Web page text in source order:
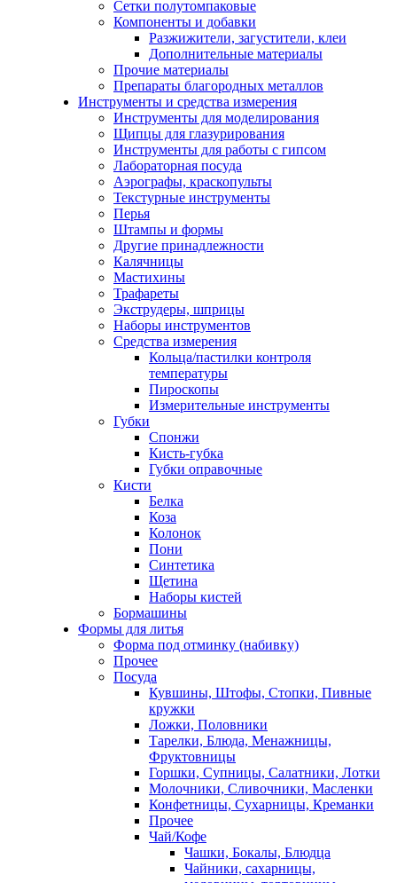
Сетки полутомпаковые
Компоненты и добавки
Разжижители, загустители, клеи
Дополнительные материалы
Прочие материалы
Препараты благородных металлов
Инструменты и средства измерения
Инструменты для моделирования
Щипцы для глазурирования
Инструменты для работы с гипсом
Лабораторная посуда
Аэрографы, краскопульты
Текстурные инструменты
Перья
Штампы и формы
Другие принадлежности
Калячницы
Мастихины
Трафареты
Экструдеры, шприцы
Наборы инструментов
Средства измерения
Кольца/пастилки контроля
температуры
Пироскопы
Измерительные инструменты
Губки
Спонжи
Кисть-губка
Губки оправочные
Кисти
Белка
Коза
Колонок
Пони
Синтетика
Щетина
Наборы кистей
Бормашины
Формы для литья
Форма под отминку (набивку)
Прочее
Посуда
Кувшины, Штофы, Стопки, Пивные
кружки
Ложки, Половники
Тарелки, Блюда, Менажницы,
Фруктовницы
Горшки, Супницы, Салатники, Лотки
Молочники, Сливочники, Масленки
Конфетницы, Сухарницы, Креманки
Прочее
Чай/Кофе
Чашки, Бокалы, Блюдца
Чайники, сахарницы,